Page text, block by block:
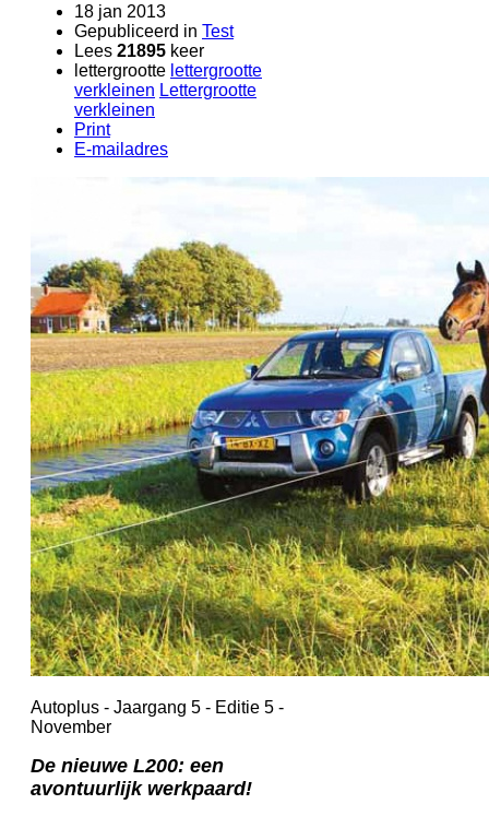
18 jan 2013
Gepubliceerd in Test
Lees 21895 keer
lettergrootte lettergrootte
verkleinen Lettergrootte
verkleinen
Print
E-mailadres
Autoplus - Jaargang 5 - Editie 5 -
November
De nieuwe L200: een
avontuurlijk werkpaard!